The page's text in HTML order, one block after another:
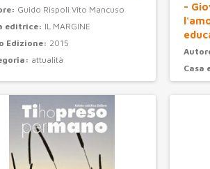
Guido Rispoli Vito Mancuso
editrice: IL MARGINE
Edizione: 2015
attualità
-
Casa
Anno